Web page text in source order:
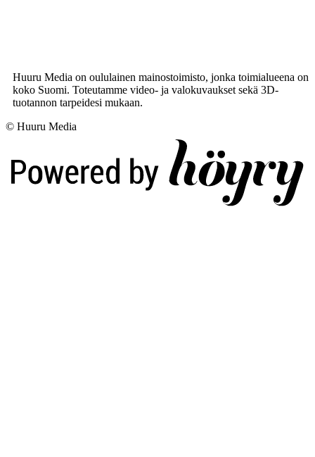
Huuru Media on oululainen mainostoimisto, jonka toimialueena on
koko Suomi. Toteutamme video- ja valokuvaukset sekä 3D-
tuotannon tarpeidesi mukaan.
© Huuru Media